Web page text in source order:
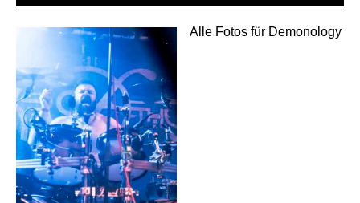
Alle Fotos für Demonology